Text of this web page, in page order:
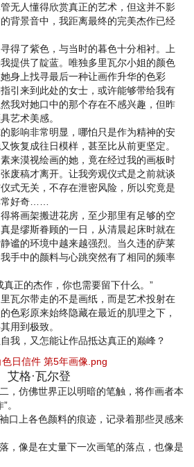
无人懂得欣赏真正的艺术，但这并不影
背景音中，我距离最终的完美杰作已经
了紫色，与当时的暮色十分相衬。上
提供了靛蓝。唯独多里瓦尔小姐的颜色
身上找寻最后一种让画作升华的色彩
引来到此处的女士，或许能够带给我有
我对她口中的那个存在不感兴趣，但昨
艺术美感。
响非常明显，哪怕只是作为精神的安
恢复成往日模样，甚至比从前更坚定。
来漠视绘画的她，竟在经过我的画板时
废稿才离开。让我旁观仪式是之前就谈
式无关，不存在泄密风险，所以究竟是
常好奇……
画架搬进花房，至少那里有足够的空
是缪斯眷顾的一日，从清晨起床时就在
谧的环境中越来越强烈。当久违的萨莱
手中的颜料与心跳突然有了相同的频率
正的杰作，你也需要留下什么。”
尔带走的不是画纸，而是艺术投射在
色彩原来始终隐藏在最近的肌理之下，
用到极致。
，又怎能让作品抵达真正的巅峰？
日信件 第5年画像.png
艾格·瓦尔登
，仿佛世界正以明暗的笔触，将作画者本
。
口上各色颜料的痕迹，记录着那些灵感来
，像是在丈量下一次画笔的落点，也像是